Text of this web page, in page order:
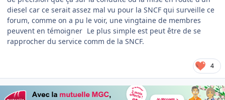
diesel car ce serait assez mal vu pour la SNCF qui surveille ce
forum, comme on a pu le voir, une vingtaine de membres
peuvent en témoigner Le plus simple est peut être de se
rapprocher du service comm de la SNCF.
4